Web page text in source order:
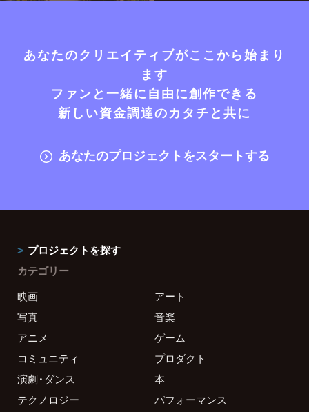
あなたのクリエイティブがここから始まり
ます
ファンと一緒に自由に創作できる
新しい資金調達のカタチと共に
あなたのプロジェクトをスタートする
プロジェクトを探す
カテゴリー
映画
アート
写真
音楽
アニメ
ゲーム
コミュニティ
プロダクト
演劇・ダンス
本
テクノロジー
パフォーマンス